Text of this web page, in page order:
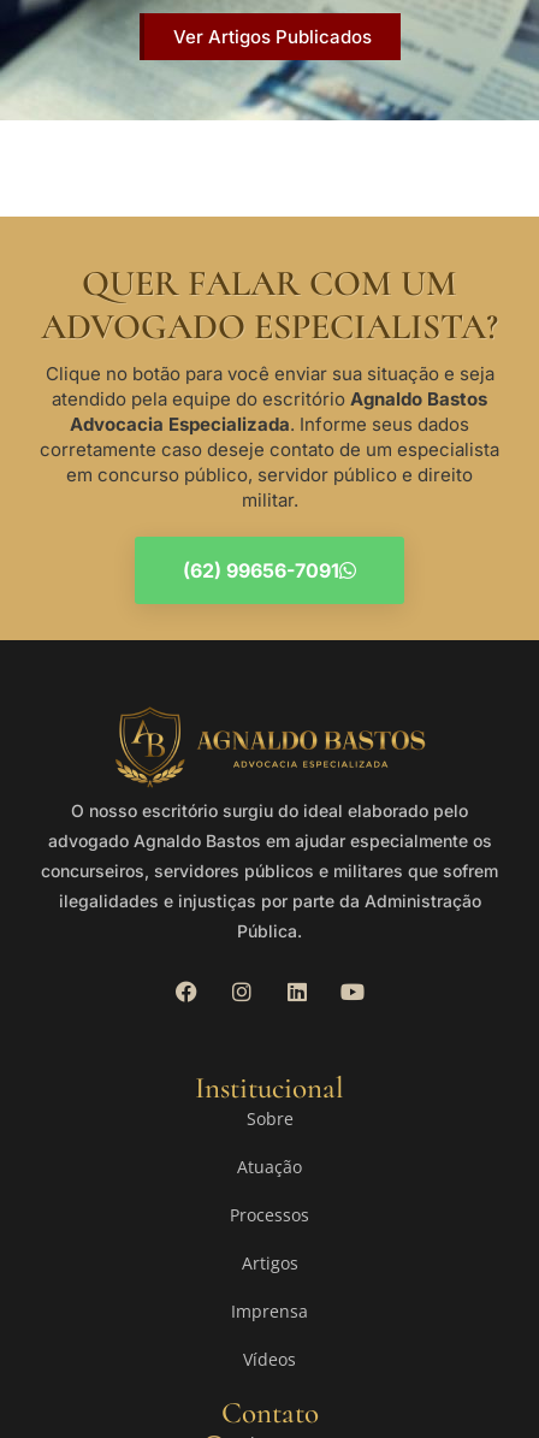
Ver Artigos Publicados
QUER FALAR COM UM
ADVOGADO ESPECIALISTA?
Clique no botão para você enviar sua situação e seja
atendido pela equipe do escritório Agnaldo Bastos
Advocacia Especializada. Informe seus dados
corretamente caso deseje contato de um especialista
em concurso público, servidor público e direito
militar.
(62) 99656-7091
O nosso escritório surgiu do ideal elaborado pelo
advogado Agnaldo Bastos em ajudar especialmente os
concurseiros, servidores públicos e militares que sofrem
ilegalidades e injustiças por parte da Administração
Pública.
Institucional
Sobre
Atuação
Processos
Artigos
Imprensa
Vídeos
Contato